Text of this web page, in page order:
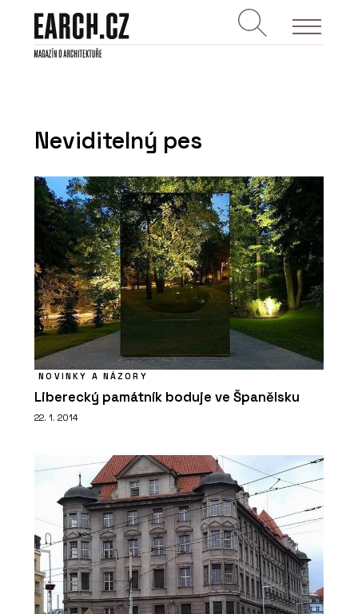
Neviditelný pes
NOVINKY A NÁZORY
Liberecký památník boduje ve Španělsku
22. 1. 2014